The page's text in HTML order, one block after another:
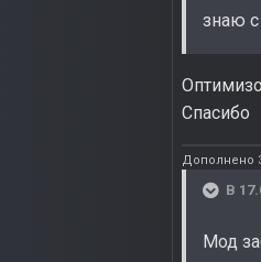
знаю
Спасибо
Дополнено
В
Мод